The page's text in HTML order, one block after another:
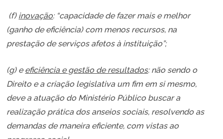
(f) inovação: “capacidade de fazer mais e melhor
(ganho de eficiência) com menos recursos, na
prestação de serviços afetos à instituição”;
(g) eeficiência e gestão de resultados: não sendo o
Direito e a criação legislativa um fim em si mesmo,
deve a atuação do Ministério Público buscar a
realização prática dos anseios sociais, resolvendo as
demandas de maneira eficiente, com vistas ao